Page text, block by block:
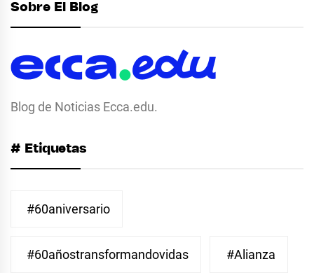
Sobre El Blog
Blog de Noticias Ecca.edu.
# Etiquetas
#60aniversario
#60añostransformandovidas #Alianza